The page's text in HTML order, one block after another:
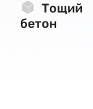
Тощий
бетон